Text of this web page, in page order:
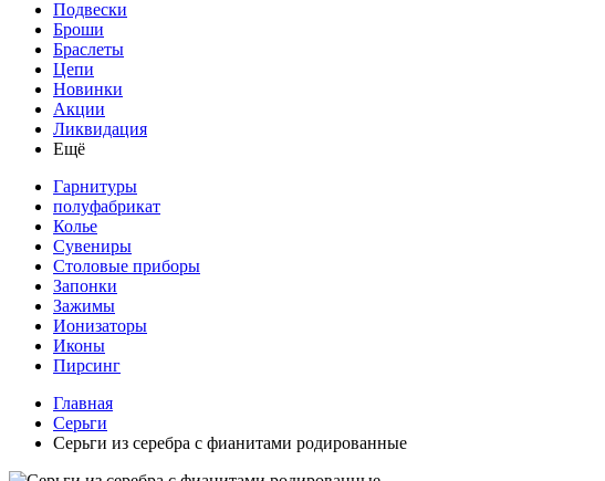
Подвески
Броши
Браслеты
Цепи
Новинки
Акции
Ликвидация
Ещё
Гарнитуры
полуфабрикат
Колье
Сувениры
Столовые приборы
Запонки
Зажимы
Ионизаторы
Иконы
Пирсинг
Главная
Серьги
Серьги из серебра с фианитами родированные